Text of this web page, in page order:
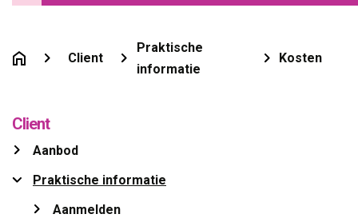
Client
Praktische
informatie
Kosten
Client
Aanbod
Praktische informatie
Aanmelden